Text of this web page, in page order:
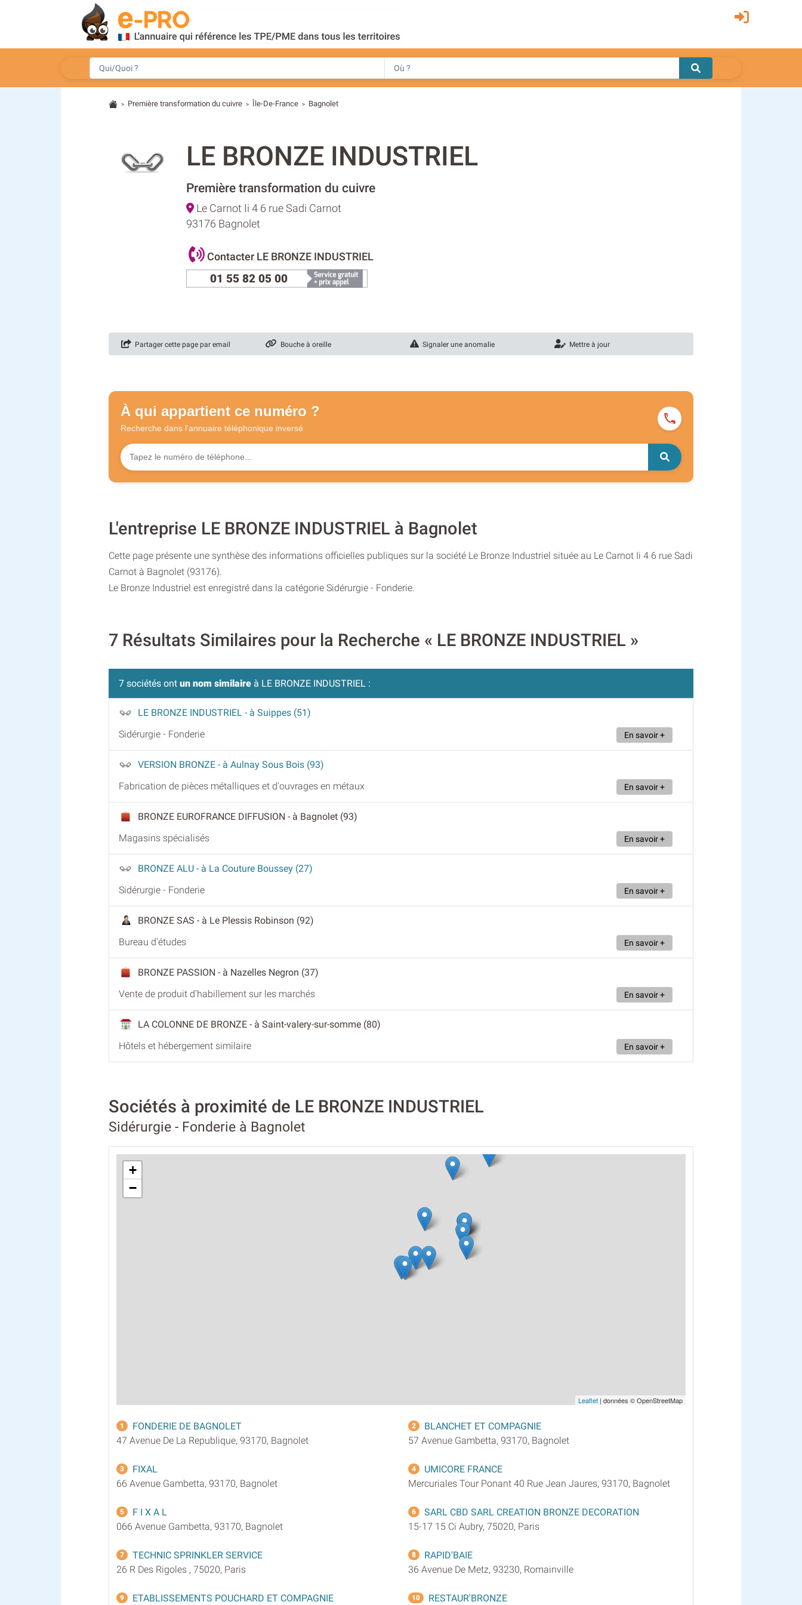
> Première transformation du cuivre > Île-De-France > Bagnolet
LE BRONZE INDUSTRIEL
Première transformation du cuivre
Le Carnot Ii 4 6 rue Sadi Carnot
93176 Bagnolet
Contacter LE BRONZE INDUSTRIEL
01 55 82 05 00
Partager cette page par email Bouche à oreille Signaler une anomalie Mettre à jour
À qui appartient ce numéro ?
Recherche dans l'annuaire téléphonique inversé
L'entreprise LE BRONZE INDUSTRIEL à Bagnolet
Cette page présente une synthèse des informations officielles publiques sur la société Le Bronze Industriel située au Le Carnot Ii 4 6 rue Sadi
Carnot à Bagnolet (93176).
Le Bronze Industriel est enregistré dans la catégorie Sidérurgie - Fonderie.
7 Résultats Similaires pour la Recherche « LE BRONZE INDUSTRIEL »
7 sociétés ont un nom similaire à LE BRONZE INDUSTRIEL :
LE BRONZE INDUSTRIEL - à Suippes (51)
Sidérurgie - Fonderie
En savoir +
VERSION BRONZE - à Aulnay Sous Bois (93)
Fabrication de pièces métalliques et d'ouvrages en métaux
En savoir +
BRONZE EUROFRANCE DIFFUSION - à Bagnolet (93)
Magasins spécialisés
En savoir +
BRONZE ALU - à La Couture Boussey (27)
Sidérurgie - Fonderie
En savoir +
BRONZE SAS - à Le Plessis Robinson (92)
Bureau d'études
En savoir +
BRONZE PASSION - à Nazelles Negron (37)
Vente de produit d'habillement sur les marchés
En savoir +
LA COLONNE DE BRONZE - à Saint-valery-sur-somme (80)
Hôtels et hébergement similaire
En savoir +
Sociétés à proximité de LE BRONZE INDUSTRIEL
Sidérurgie - Fonderie à Bagnolet
+
−
Leaflet | données © OpenStreetMap
1
FONDERIE DE BAGNOLET
47 Avenue De La Republique, 93170, Bagnolet
2
BLANCHET ET COMPAGNIE
57 Avenue Gambetta, 93170, Bagnolet
3
FIXAL
66 Avenue Gambetta, 93170, Bagnolet
4
UMICORE FRANCE
Mercuriales Tour Ponant 40 Rue Jean Jaures, 93170, Bagnolet
5
F I X A L
066 Avenue Gambetta, 93170, Bagnolet
6
SARL CBD SARL CREATION BRONZE DECORATION
15-17 15 Ci Aubry, 75020, Paris
7
TECHNIC SPRINKLER SERVICE
26 R Des Rigoles , 75020, Paris
8
RAPID'BAIE
36 Avenue De Metz, 93230, Romainville
9 ETABLISSEMENTS POUCHARD ET COMPAGNIE 10 RESTAUR'BRONZE